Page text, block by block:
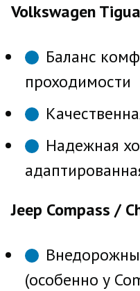
Volkswagen
Баланс
проходимости
Надежная
Jeep Compass /
(особенно у